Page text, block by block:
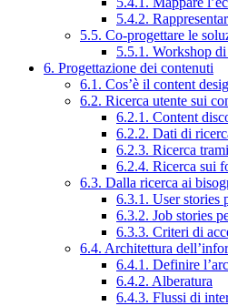
5.4.2.
5.5. Co-progettare le
5.5.1. Workshop
6. Progettazione dei contenuti
6.1. Cos’è il content
6.2. Ricerca utente sui
6.2.1. Content
6.2.2. Dati di
6.2.3. Ricerca
6.2.4. Ricerca sui
6.3. Dalla ricerca ai
6.3.1. User stories
6.3.2. Job stories
6.3.3. Criteri di
6.4. Architettura
6.4.1. Definire
6.4.2. Alberatura
6.4.3. Flussi di